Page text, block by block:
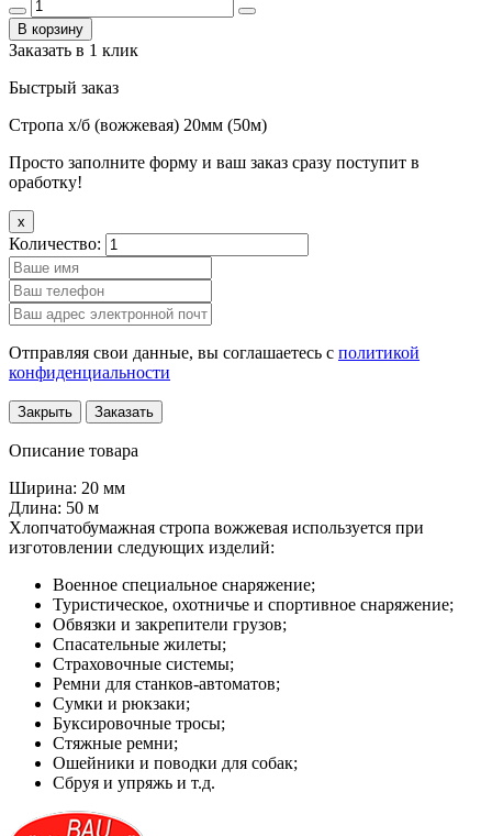
В корзину
Заказать в 1 клик
Быстрый заказ
Стропа х/б (вожжевая) 20мм (50м)
Просто заполните форму и ваш заказ сразу поступит в
оработку!
x
Количество:
Отправляя свои данные, вы соглашаетесь с политикой
конфиденциальности
Закрыть Заказать
Описание товара
Ширина: 20 мм
Длина: 50 м
Хлопчатобумажная стропа вожжевая используется при
изготовлении следующих изделий:
Военное специальное снаряжение;
Туристическое, охотничье и спортивное снаряжение;
Обвязки и закрепители грузов;
Спасательные жилеты;
Страховочные системы;
Ремни для станков-автоматов;
Сумки и рюкзаки;
Буксировочные тросы;
Стяжные ремни;
Ошейники и поводки для собак;
Сбруя и упряжь и т.д.